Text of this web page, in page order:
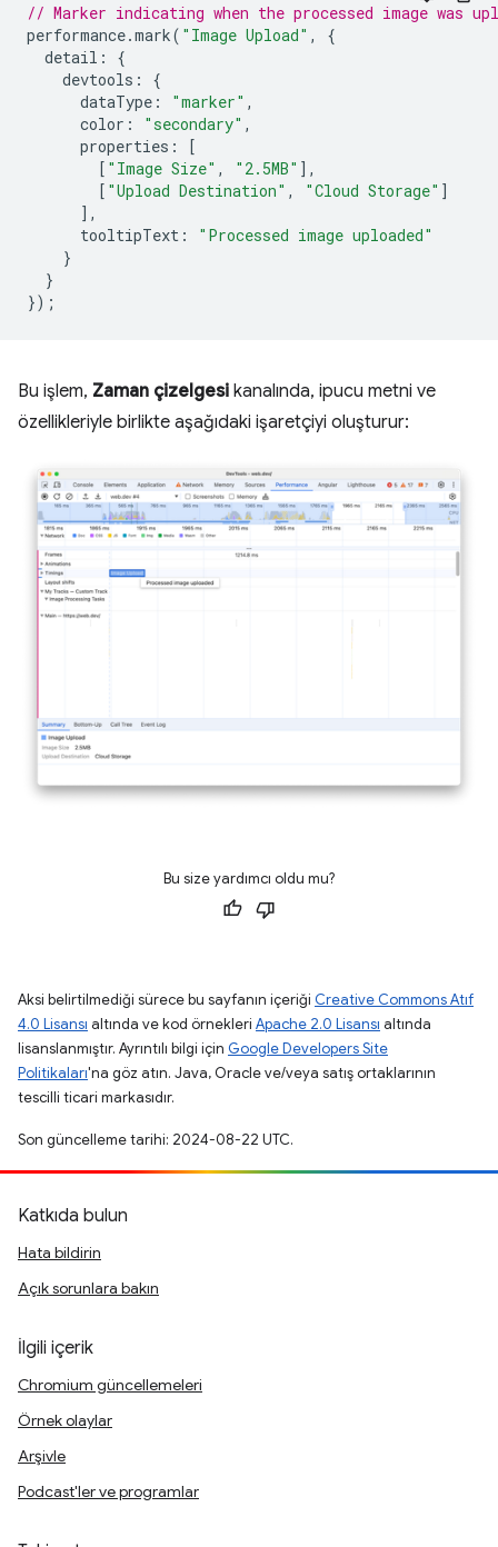
// Marker indicating when the processed image was
performance.mark( "Image Upload" ,
{
detail :
{
devtools :
{
dataType : "marker" ,
color : "secondary" ,
properties :
[
[ "Image Size" , "2.5MB" ],
[ "Upload Destination" , "Cloud Storage" ]
],
tooltipText :
"Processed image uploaded"
}
}
});
Bu işlem, Zaman çizelgesi kanalında, ipucu metni ve
özellikleriyle birlikte aşağıdaki işaretçiyi oluşturur:
Bu size yardımcı oldu mu?
Aksi belirtilmediği sürece bu sayfanın içeriği Creative Commons Atıf
4.0 Lisansı altında ve kod örnekleri Apache 2.0 Lisansı altında
lisanslanmıştır. Ayrıntılı bilgi için Google Developers Site
Politikaları'na göz atın. Java, Oracle ve/veya satış ortaklarının
tescilli ticari markasıdır.
Son güncelleme tarihi: 2024-08-22 UTC.
Katkıda bulun
Hata bildirin
Açık sorunlara bakın
İlgili içerik
Chromium güncellemeleri
Örnek olaylar
Arşivle
Podcast'ler ve programlar